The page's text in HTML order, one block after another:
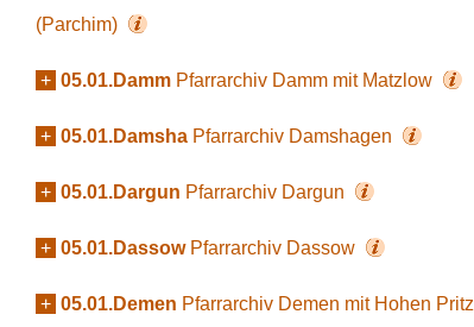
(Parchim)
+ 05.01.Damm Pfarrarchiv Damm mit Matzlow
+ 05.01.Damsha Pfarrarchiv Damshagen
+ 05.01.Dargun Pfarrarchiv Dargun
+ 05.01.Dassow Pfarrarchiv Dassow
+ 05.01.Demen Pfarrarchiv Demen mit Hohen Pritz